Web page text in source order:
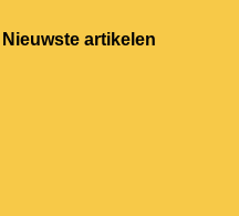
Nieuwste artikelen